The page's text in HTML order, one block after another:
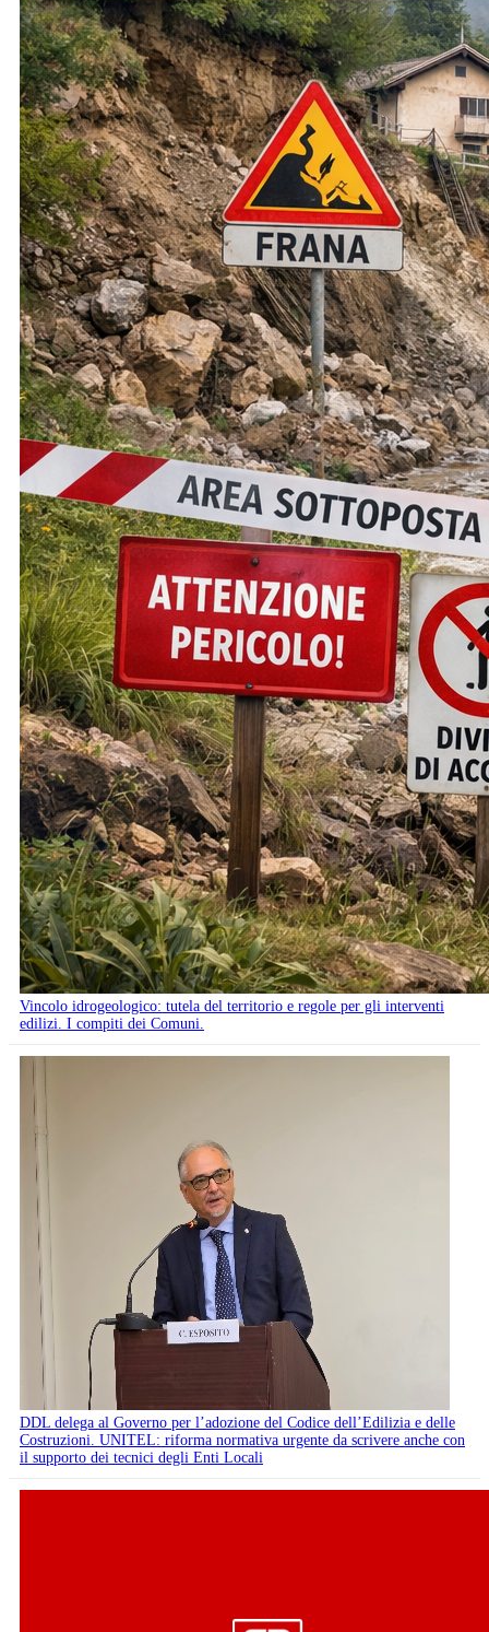
Vincolo idrogeologico: tutela del territorio e regole per gli interventi
edilizi. I compiti dei Comuni.
DDL delega al Governo per l’adozione del Codice dell’Edilizia e delle
Costruzioni. UNITEL: riforma normativa urgente da scrivere anche con
il supporto dei tecnici degli Enti Locali